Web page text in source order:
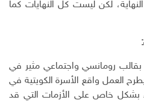
لكن ليست كل النهايات كما
بقالب رومانسي واجتماعي مثير في
العمل واقع الأسرة الكويتية في
بشكل خاص على الأزمات التي قد